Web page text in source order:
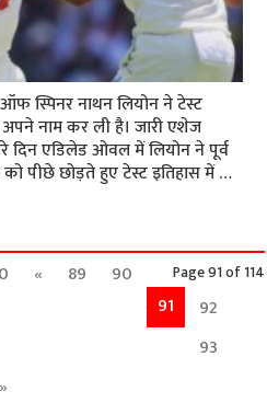
स्पिनर नाथन लियोन ने टेस्ट
नाम कर ली है। जारी एशेज
एडिलेड ओवल में लियोन ने पूर्व
पीछे छोड़ते हुए टेस्ट इतिहास में …
Page 91 of 114
« 89
90
91
92
93